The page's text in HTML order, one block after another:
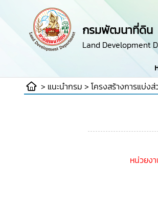
กรมพัฒนาที่ดิน
Land Development
> แนะนำกรม > โครงสร้างการแบ่งส่
หน่วยง